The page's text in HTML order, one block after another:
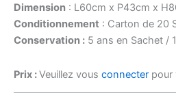
Dimension : L60cm x P43cm x
Conditionnement : Carton de 20
Conservation : 5 ans en Sachet /
Prix :Veuillez vous connecter pour